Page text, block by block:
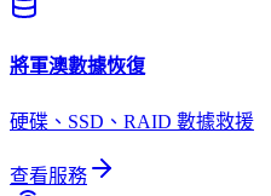
將軍澳數據恢復
硬碟、SSD、RAID 數據救援
查看服務